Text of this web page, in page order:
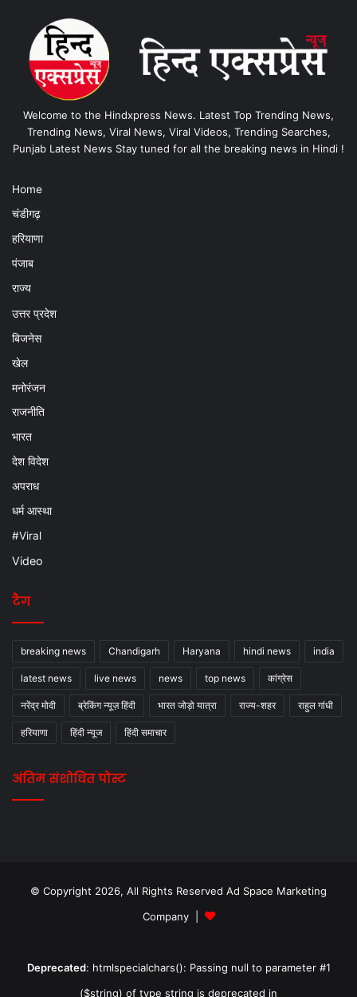
Welcome to the Hindxpress News. Latest Top Trending News,
Trending News, Viral News, Viral Videos, Trending Searches,
Punjab Latest News Stay tuned for all the breaking news in Hindi !
Home
चंडीगढ़
हरियाणा
पंजाब
राज्य
उत्तर प्रदेश
बिजनेस
खेल
मनोरंजन
राजनीति
भारत
देश विदेश
अपराध
धर्म आस्था
#Viral
Video
टैग
breaking news Chandigarh Haryana hindi news india
latest news live news news top news कांग्रेस
नरेंद्र मोदी ब्रेकिंग न्यूज़ हिंदी भारत जोड़ो यात्रा राज्य-शहर राहुल गांधी
हरियाणा हिंदी न्यूज हिंदी समाचार
अंतिम संशोधित पोस्ट
© Copyright 2026, All Rights Reserved Ad Space Marketing
Company |
Deprecated: htmlspecialchars(): Passing null to parameter #1
($string) of type string is deprecated in